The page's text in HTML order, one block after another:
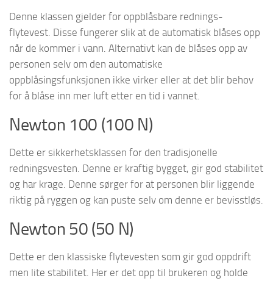
Denne klassen gjelder for oppblåsbare rednings-
flytevest. Disse fungerer slik at de automatisk blåses opp
når de kommer i vann. Alternativt kan de blåses opp av
personen selv om den automatiske
oppblåsingsfunksjonen ikke virker eller at det blir behov
for å blåse inn mer luft etter en tid i vannet.
Newton 100 (100 N)
Dette er sikkerhetsklassen for den tradisjonelle
redningsvesten. Denne er kraftig bygget, gir god stabilitet
og har krage. Denne sørger for at personen blir liggende
riktig på ryggen og kan puste selv om denne er bevisstløs.
Newton 50 (50 N)
Dette er den klassiske flytevesten som gir god oppdrift
men lite stabilitet. Her er det opp til brukeren og holde